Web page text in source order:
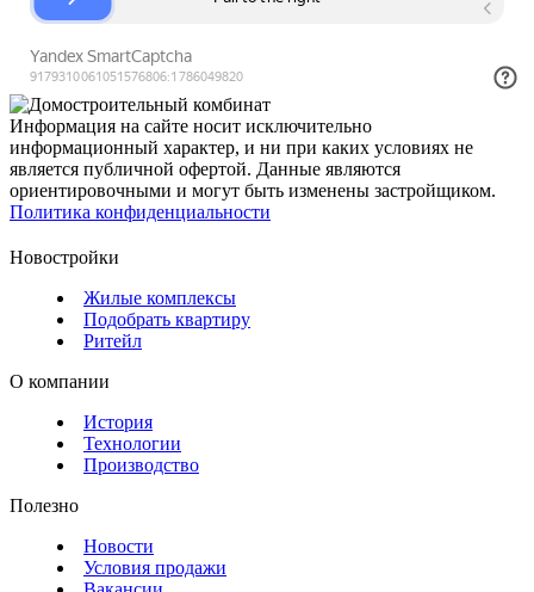
Информация на сайте носит исключительно
информационный характер, и ни при каких условиях не
является публичной офертой. Данные являются
ориентировочными и могут быть изменены застройщиком.
Политика конфиденциальности
Новостройки
Жилые комплексы
Подобрать квартиру
Ритейл
О компании
История
Технологии
Производство
Полезно
Новости
Условия продажи